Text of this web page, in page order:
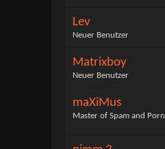
Lev
Neuer Benutzer
Matrixboy
Neuer Benutzer
maXiMus
Master of Spam and Porn